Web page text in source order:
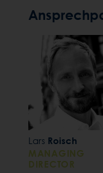
Lars Roisch
MANAGING
DIRECTOR